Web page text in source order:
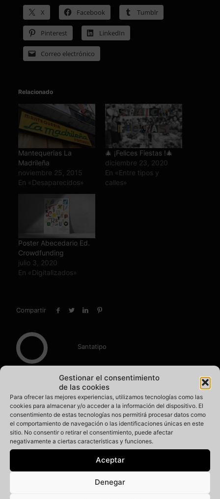
Gestionar el consentimiento
de las cookies
Para ofrecer las mejores experiencias, utilizamos tecnologías como las
cookies para almacenar y/o acceder a la información del dispositivo. El
consentimiento de estas tecnologías nos permitirá procesar datos como
el comportamiento de navegación o las identificaciones únicas en este
sitio. No consentir o retirar el consentimiento, puede afectar
negativamente a ciertas características y funciones.
Aceptar
Denegar
X Facebook Tumblr
Pinterest LinkedIn
Correo electrónico
Relacionado
Mantequerias La
Madrileña
noviembre 25, 2015
En «Desaparecidos»
🎄 ¡Felices Fiestas !🎄
diciembre 23, 2020
En «Entre tipos y
calles»
Poster Abecedario Ed.
Crowdfunding
julio 3, 2020
En «Digitalizados»
Compartir
Santatipo
Post Relacionados